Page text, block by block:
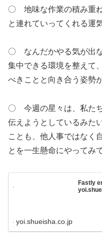
〇 地味な作業の積み重
と連れていってくれる運気
〇 なんだかやる気が出
集中できる環境を整えて
べきことと向き合う姿勢
〇 今週の星々は、私た
伝えようとしているみた
ことも、他人事ではなく
とを一生懸命にやってみて
Fastly
yoi.shueisha.co.jp